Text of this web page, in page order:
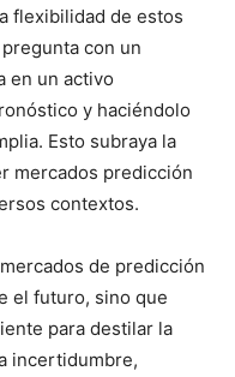
flexibilidad de estos
con un
en un activo
y haciéndolo
Esto subraya la
mercados predicción
contextos.
de predicción
el futuro, sino que
para destilar la
incertidumbre,